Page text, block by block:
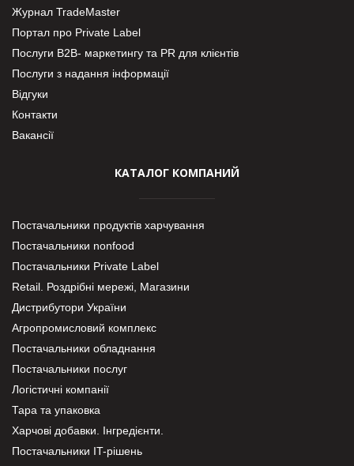
Журнал TradeMaster
Портал про Private Label
Послуги В2В- маркетингу та PR для клієнтів
Послуги з надання інформації
Відгуки
Контакти
Вакансії
КАТАЛОГ КОМПАНИЙ
Постачальники продуктів харчування
Постачальники nonfood
Постачальники Private Label
Retail. Роздрібні мережі, Магазини
Дистрибутори України
Агропромисловий комплекс
Постачальники обладнання
Постачальники послуг
Логістичні компанії
Тара та упаковка
Харчові добавки. Інгредієнти.
Постачальники IT-рішень